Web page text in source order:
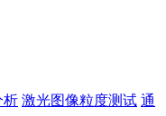
析 激光图像粒度测试 通